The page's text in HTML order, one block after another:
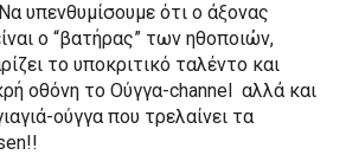
υπενθυμίσουμε ότι ο άξονας
ο “βατήρας” των ηθοποιών,
το υποκριτικό ταλέντο και
οθόνη το Ούγγα-channel αλλά και
ούγγα που τρελαίνει τα